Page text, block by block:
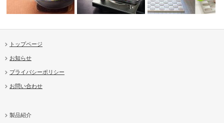
いろり鍋
トップページ
お知らせ
プライバシーポリシー
お問い合わせ
製品紹介